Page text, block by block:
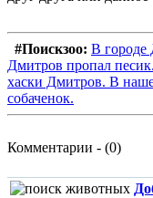
#Поискзоо: В городе
Дмитров пропал
хаски Дмитров. В
собаченок.
Комментарии - (0)